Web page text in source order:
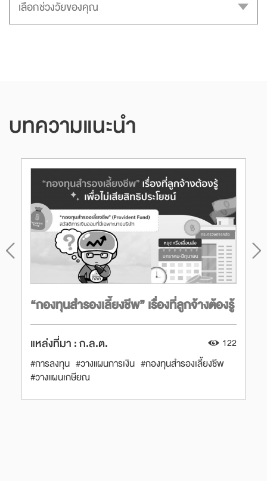
บทความแนะนำ
“กองทุนสำรองเลี้ยงชีพ” เรื่องที่ลูกจ้างต้องรู้
แหล่งที่มา :ก.ล.ต.
#การลงทุน #วางแผนการเงิน #กองทุนสำรองเลี้ยงชีพ
#วางแผนเกษียณ
122